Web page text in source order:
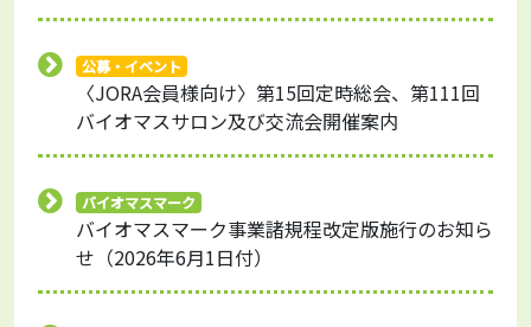
公募・イベント
〈JORA会員様向け〉第15回定時総会、第111回
バイオマスサロン及び交流会開催案内
バイオマスマーク
バイオマスマーク事業諸規程改定版施行のお知ら
せ（2026年6月1日付）